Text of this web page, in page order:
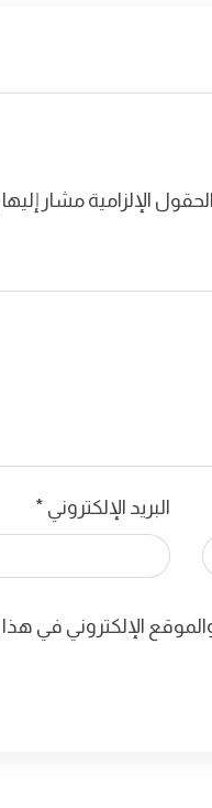
الحقول الإلزامية مشار إليها
البريد الإلكتروني *
الإلكتروني في